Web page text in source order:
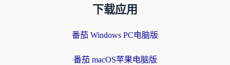
下载应用
番茄 Windows PC电脑版
番茄 macOS苹果电脑版